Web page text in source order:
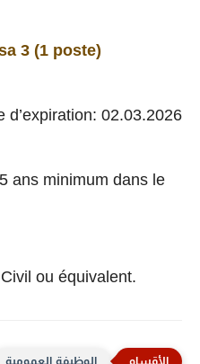
3 (1 poste)
d’expiration: 02.03.2026
ans minimum dans le
ou équivalent.
الوظيفة العمومية